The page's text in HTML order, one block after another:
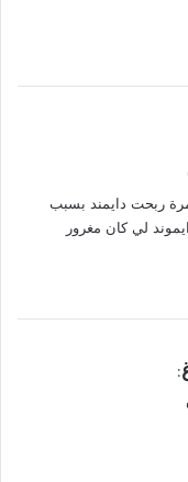
ربحت دايمند بسبب
لي كان مغرور
: